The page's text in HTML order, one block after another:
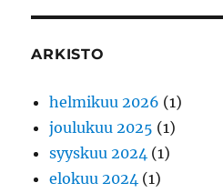
ARKISTO
helmikuu 2026 (1)
joulukuu 2025 (1)
syyskuu 2024 (1)
elokuu 2024 (1)